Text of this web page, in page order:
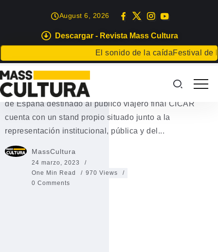
Descargar - Revista Mass Cultura
El sonido de la caídaFestival de
August 6, 2026
EVENTOS
CICAR está presente en B-Travel
CICAR está presente en B-Travel, el mayor evento ferial
de España destinado al público viajero final CICAR
cuenta con un stand propio situado junto a la
representación institucional, pública y del...
MassCultura
24 marzo, 2023
One Min Read
970 Views
0 Comments